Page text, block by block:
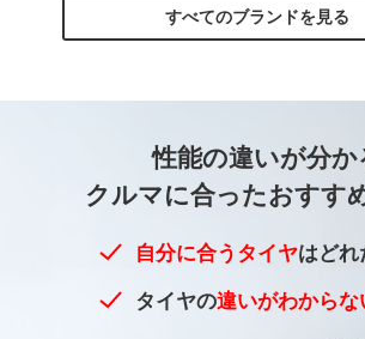
すべてのブランドを見る
性能の違いが分か
クルマに合ったおすす
自分に合うタイヤはどれ
タイヤの違いがわからな